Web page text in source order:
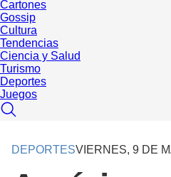
Cartones
Gossip
Cultura
Tendencias
Ciencia y Salud
Turismo
Deportes
Juegos
DEPORTESVIERNES, 9 DE